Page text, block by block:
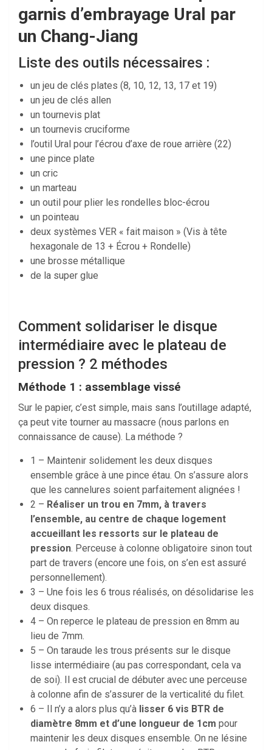
garnis d’embrayage Ural par
un Chang-Jiang
Liste des outils nécessaires :
un jeu de clés plates (8, 10, 12, 13, 17 et 19)
un jeu de clés allen
un tournevis plat
un tournevis cruciforme
l’outil Ural pour l’écrou d’axe de roue arrière (22)
une pince plate
un cric
un marteau
un outil pour plier les rondelles bloc-écrou
un pointeau
deux systèmes VER « fait maison » (Vis à tête
hexagonale de 13 + Écrou + Rondelle)
une brosse métallique
de la super glue
Comment solidariser le disque
intermédiaire avec le plateau de
pression ? 2 méthodes
Méthode 1 : assemblage vissé
Sur le papier, c’est simple, mais sans l’outillage adapté,
ça peut vite tourner au massacre (nous parlons en
connaissance de cause). La méthode ?
1 – Maintenir solidement les deux disques
ensemble grâce à une pince étau. On s’assure alors
que les cannelures soient parfaitement alignées !
2 – Réaliser un trou en 7mm, à travers
l’ensemble, au centre de chaque logement
accueillant les ressorts sur le plateau de
pression. Perceuse à colonne obligatoire sinon tout
part de travers (encore une fois, on s’en est assuré
personnellement).
3 – Une fois les 6 trous réalisés, on désolidarise les
deux disques.
4 – On reperce le plateau de pression en 8mm au
lieu de 7mm.
5 – On taraude les trous présents sur le disque
lisse intermédiaire (au pas correspondant, cela va
de soi). Il est crucial de débuter avec une perceuse
à colonne afin de s’assurer de la verticalité du filet.
6 – Il n’y a alors plus qu’à lisser 6 vis BTR de
diamètre 8mm et d’une longueur de 1cm pour
maintenir les deux disques ensemble. On ne lésine